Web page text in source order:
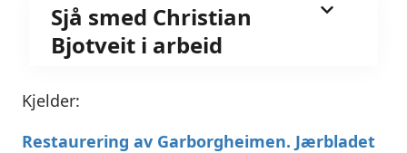
Sjå smed Christian
Bjotveit i arbeid
Kjelder:
Restaurering av Garborgheimen. Jærbladet